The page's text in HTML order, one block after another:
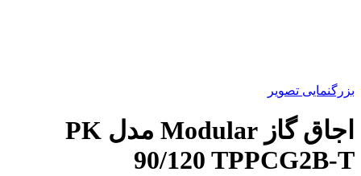
بزرگنمایی تصویر
اجاق گاز Modular مدل PK
90/120 TPPCG2B-T